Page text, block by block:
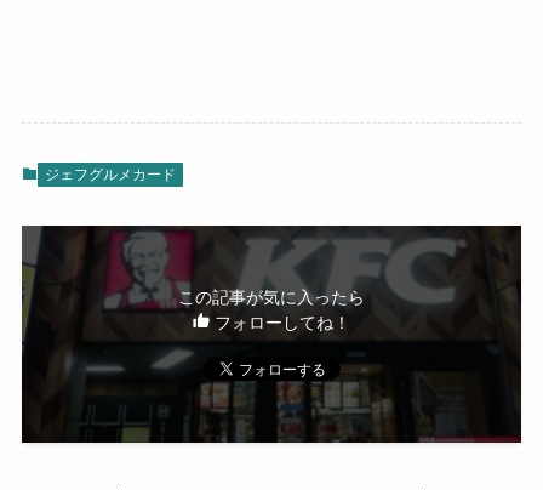
ジェフグルメカード
この記事が気に入ったら
フォローしてね！